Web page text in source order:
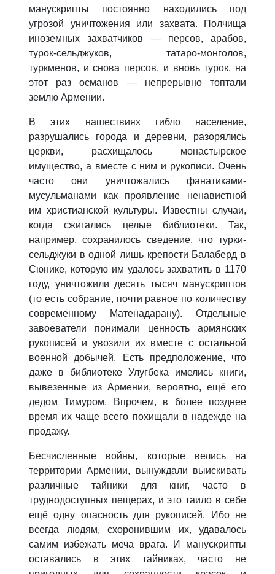
манускрипты постоянно находились под
угрозой уничтожения или захвата. Полчища
иноземных захватчиков — персов, арабов,
турок‐сельджуков, татаро‐монголов,
туркменов, и снова персов, и вновь турок, на
этот раз османов — непрерывно топтали
землю Армении.
В этих нашествиях гибло население,
разрушались города и деревни, разорялись
церкви, расхищалось монастырское
имущество, а вместе с ним и рукописи. Очень
часто они уничтожались фанатиками‐
мусульманами как проявление ненавистной
им христианской культуры. Известны случаи,
когда сжигались целые библиотеки. Так,
например, сохранилось сведение, что турки‐
сельджуки в одной лишь крепости Балаберд в
Сюнике, которую им удалось захватить в 1170
году, уничтожили десять тысяч манускриптов
(то есть собрание, почти равное по количеству
современному Матенадарану). Отдельные
завоеватели понимали ценность армянских
рукописей и увозили их вместе с остальной
военной добычей. Есть предположение, что
даже в библиотеке Улугбека имелись книги,
вывезенные из Армении, вероятно, ещё его
дедом Тимуром. Впрочем, в более позднее
время их чаще всего похищали в надежде на
продажу.
Бесчисленные войны, которые велись на
территории Армении, вынуждали выискивать
различные тайники для книг, часто в
труднодоступных пещерах, и это таило в себе
ещё одну опасность для рукописей. Ибо не
всегда людям, схоронившим их, удавалось
самим избежать меча врага. И манускрипты
оставались в этих тайниках, часто не